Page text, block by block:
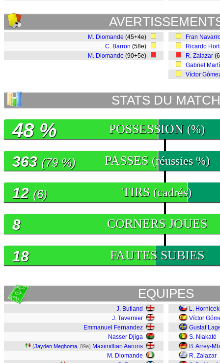
M. Diomande (45+4e)
C. Barron (58e)
M. Diomande (90+5e)
Fran
Ricardo
R. Zalazar
Gabriel
Víctor
STATS DU MATCH
POSSESSION (%)
48 %
PASSES (réussies %)
363 (79 %)
TIRS (cadrés)
12 (6)
CORNERS JOUES
8
FAUTES SUBIES
18
EQUIPES
J. Butland
J. Tavernier
Emmanuel Fernandez
Nasser Djiga
(Jayden Meghoma , 89e) Maximillian Aarons
M. Diomande
L. Hornícek
Víctor
Gustaf
S. Niakaté
B. Arrey-
R. Zalazar